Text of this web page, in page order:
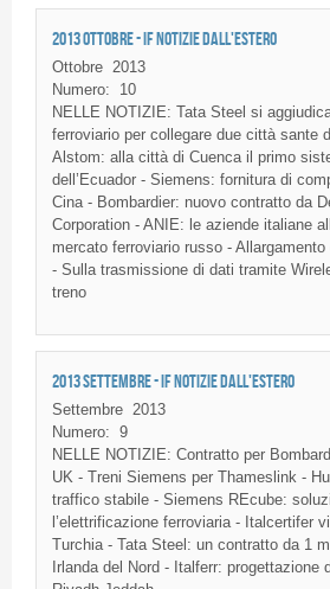
2013 OTTOBRE - IF NOTIZIE DALL'ESTERO
Ottobre 2013
Numero:
10
NELLE NOTIZIE: Tata Steel si
ferroviario per collegare due città sante
Alstom: alla città di Cuenca il primo
dell’Ecuador - Siemens: fornitura di
Cina - Bombardier: nuovo contratto da
Corporation - ANIE: le aziende italiane
mercato ferroviario russo -
- Sulla trasmissione di dati tramite
treno
2013 SETTEMBRE - IF NOTIZIE DALL'ESTERO
Settembre
2013
Numero: 9
NELLE NOTIZIE: Contratto per
UK - Treni Siemens per Thameslink -
traffico stabile - Siemens REcube:
l’elettrificazione ferroviaria - Italcertifer
Turchia - Tata Steel: un contratto da 1
Irlanda del Nord - Italferr: progettazione